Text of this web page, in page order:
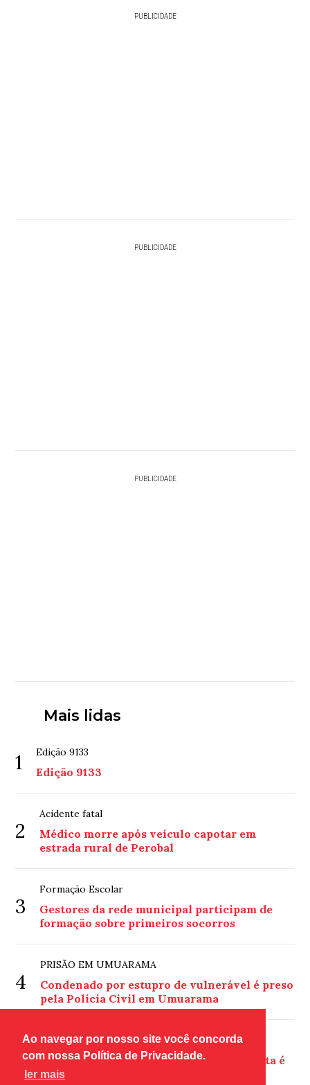
Ao navegar por nosso site você concorda
com nossa Política de Privacidade.
ler mais
PUBLICIDADE
PUBLICIDADE
PUBLICIDADE
Mais lidas
1 Edição 9133
Edição 9133
2
Acidente fatal
Médico morre após veículo capotar em
estrada rural de Perobal
3
Formação Escolar
Gestores da rede municipal participam de
formação sobre primeiros socorros
4
PRISÃO EM UMUARAMA
Condenado por estupro de vulnerável é preso
pela Polícia Civil em Umuarama
5
COLISÃO E PRISÃO
Gol bate em carro estacionado e motorista é
preso por embriaguez em Umuarama